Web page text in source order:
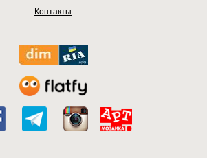
Контакты